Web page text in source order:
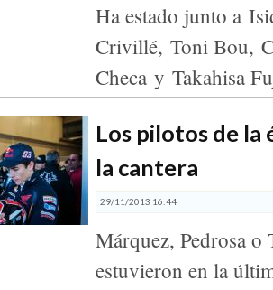
Ha estado junto a
Crivillé, Toni Bou,
Checa y Takahisa
Los pilotos de la
la cantera
29/11/2013 16:44
Márquez, Pedrosa o
estuvieron en la